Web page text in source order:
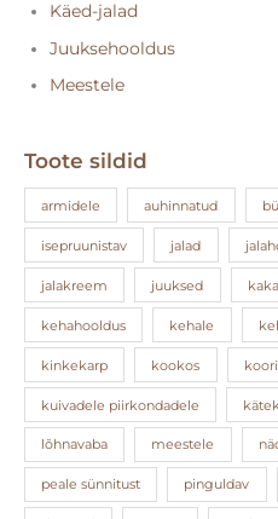
Käed-jalad
Juuksehooldus
Meestele
Toote sildid
armidele auhinnatud
isepruunistav jalad
jalakreem juuksed
kehahooldus kehale
kinkekarp kookos
kuivadele piirkondadele
lõhnavaba meestele
peale sünnitust pinguldav